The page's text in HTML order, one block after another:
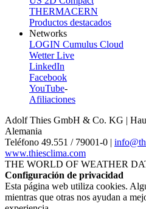
THERMACERN
Productos destacados
Networks
LOGIN Cumulus Cloud
Wetter Live
LinkedIn
Facebook
YouTube-
Afiliaciones
Adolf Thies GmbH & Co. KG |
Alemania
Teléfono 49.551 /­ 79001-0 |
www.thiesclima.com
THE WORLD OF WEATHER
Configuración de privacidad
Esta página web utiliza cookies.
mientras que otras nos ayudan a